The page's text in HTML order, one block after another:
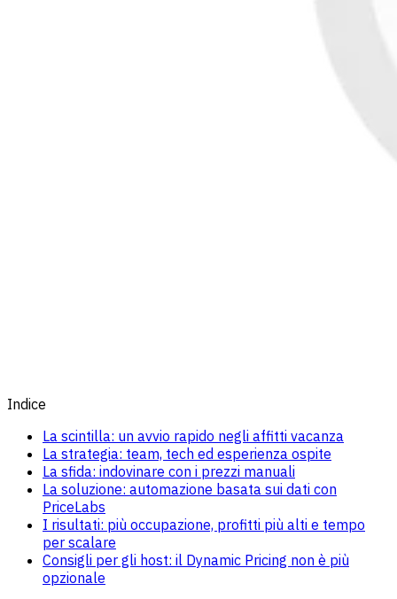
Indice
La scintilla: un avvio rapido negli affitti vacanza
La strategia: team, tech ed esperienza ospite
La sfida: indovinare con i prezzi manuali
La soluzione: automazione basata sui dati con
PriceLabs
I risultati: più occupazione, profitti più alti e tempo
per scalare
Consigli per gli host: il Dynamic Pricing non è più
opzionale